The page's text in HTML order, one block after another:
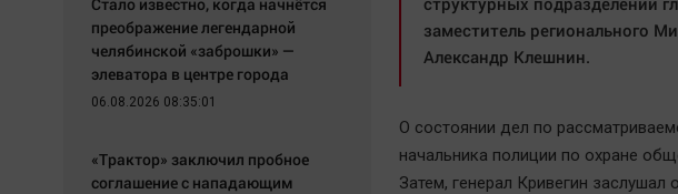
заместитель регионального
Александр Клешнин.
О состоянии дел по
начальника полиции по охране
Затем, генерал Кривегин
преображение легендарной
челябинской «заброшки» —
элеватора в центре города
06.08.2026 08:35:01
«Трактор» заключил пробное
соглашение с нападающим